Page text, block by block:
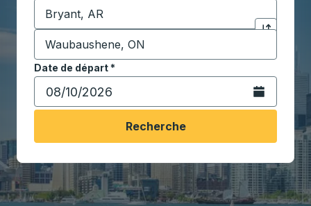
Commencez à saisir la ville d'origine pour ouvrir
Cliquez
Destination *
Commencez à saisir la ville de destination pour
Date de départ*
Tapez la date au format date Barre oblique du mois à
Ouvrez le
Recherche